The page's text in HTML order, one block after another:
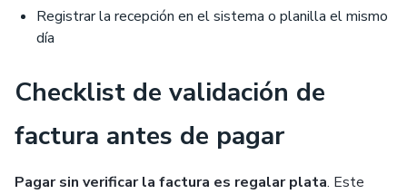
Registrar la recepción en el sistema o planilla el mismo
día
Checklist de validación de
factura antes de pagar
Pagar sin verificar la factura es regalar plata. Este